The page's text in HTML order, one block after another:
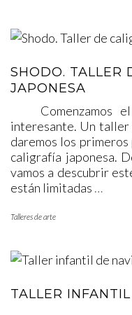
SHODO. TALLER
JAPONESA
Comenzamos el
interesante. Un
daremos los
caligrafía japonesa.
vamos a descubrir
están limitadas …
Talleres de arte
TALLER